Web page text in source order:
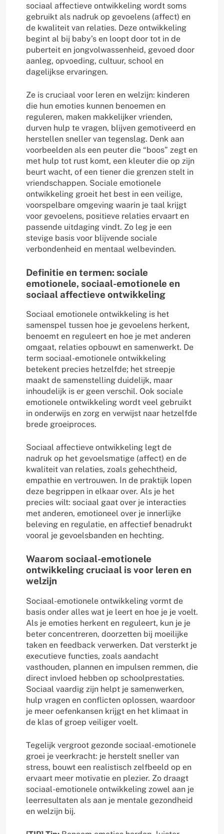
sociaal affectieve ontwikkeling wordt soms
gebruikt als nadruk op gevoelens (affect) en
de kwaliteit van relaties. Deze ontwikkeling
begint al bij baby’s en loopt door tot in de
puberteit en jongvolwassenheid, gevoed door
aanleg, opvoeding, cultuur, school en
dagelijkse ervaringen.
Ze is cruciaal voor leren en welzijn: kinderen
die hun emoties kunnen benoemen en
reguleren, maken makkelijker vrienden,
durven hulp te vragen, blijven gemotiveerd en
herstellen sneller van tegenslag. Denk aan
voorbeelden als een peuter die “boos” zegt en
met hulp tot rust komt, een kleuter die op zijn
beurt wacht, of een tiener die grenzen stelt in
vriendschappen. Sociale emotionele
ontwikkeling groeit het best in een veilige,
voorspelbare omgeving waarin je taal krijgt
voor gevoelens, positieve relaties ervaart en
passende uitdaging vindt. Zo leg je een
stevige basis voor blijvende sociale
verbondenheid en mentaal welbevinden.
Definitie en termen: sociale
emotionele, sociaal-emotionele en
sociaal affectieve ontwikkeling
Sociaal emotionele ontwikkeling is het
samenspel tussen hoe je gevoelens herkent,
benoemt en reguleert en hoe je met anderen
omgaat, relaties opbouwt en samenwerkt. De
term sociaal-emotionele ontwikkeling
betekent precies hetzelfde; het streepje
maakt de samenstelling duidelijk, maar
inhoudelijk is er geen verschil. Ook sociale
emotionele ontwikkeling wordt veel gebruikt
in onderwijs en zorg en verwijst naar hetzelfde
brede groeiproces.
Sociaal affectieve ontwikkeling legt de
nadruk op het gevoelsmatige (affect) en de
kwaliteit van relaties, zoals gehechtheid,
empathie en vertrouwen. In de praktijk lopen
deze begrippen in elkaar over. Als je het
precies wilt: sociaal gaat over je interacties
met anderen, emotioneel over je innerlijke
beleving en regulatie, en affectief benadrukt
vooral je gevoelsbanden en hechting.
Waarom sociaal-emotionele
ontwikkeling cruciaal is voor leren en
welzijn
Sociaal-emotionele ontwikkeling vormt de
basis onder alles wat je leert en hoe je je voelt.
Als je emoties herkent en reguleert, kun je je
beter concentreren, doorzetten bij moeilijke
taken en feedback verwerken. Dat versterkt je
executieve functies, zoals aandacht
vasthouden, plannen en impulsen remmen, die
direct invloed hebben op schoolprestaties.
Sociaal vaardig zijn helpt je samenwerken,
hulp vragen en conflicten oplossen, waardoor
je meer oefenkansen krijgt en het klimaat in
de klas of groep veiliger voelt.
Tegelijk vergroot gezonde sociaal-emotionele
groei je veerkracht: je herstelt sneller van
stress, bouwt een realistisch zelfbeeld op en
ervaart meer motivatie en plezier. Zo draagt
sociaal-emotionele ontwikkeling zowel aan je
leerresultaten als aan je mentale gezondheid
en welzijn bij.